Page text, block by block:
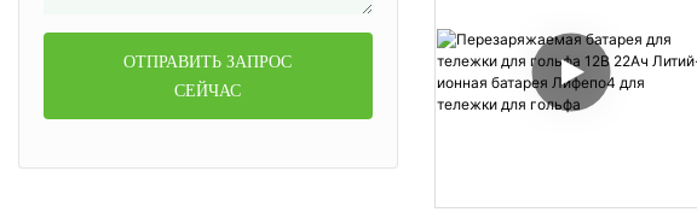
ОТПРАВИТЬ ЗАПРОС
СЕЙЧАС